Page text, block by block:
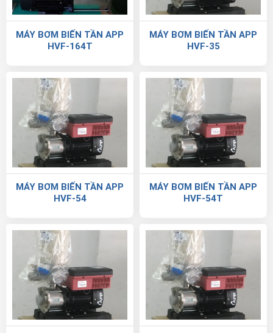
MÁY BƠM BIẾN TẦN APP
HVF-164T
MÁY BƠM BIẾN TẦN APP
HVF-35
MÁY BƠM BIẾN TẦN APP
HVF-54
MÁY BƠM BIẾN TẦN APP
HVF-54T